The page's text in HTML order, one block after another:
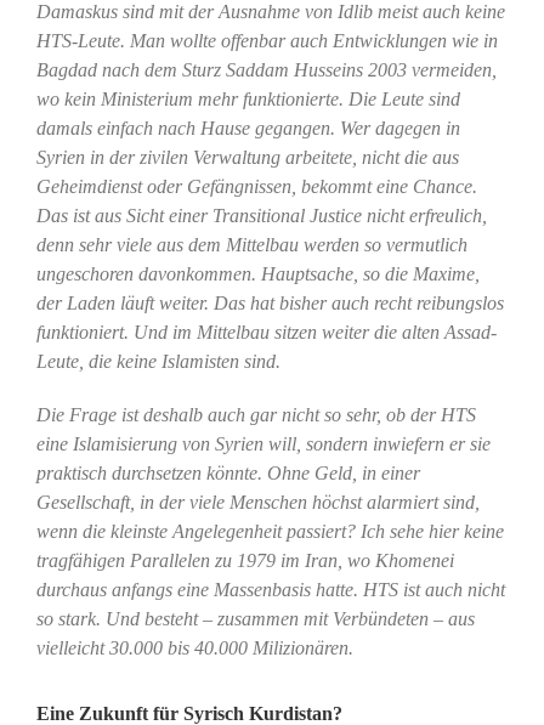
Damaskus sind mit der Ausnahme von Idlib meist auch keine
HTS-Leute. Man wollte offenbar auch Entwicklungen wie in
Bagdad nach dem Sturz Saddam Husseins 2003 vermeiden,
wo kein Ministerium mehr funktionierte. Die Leute sind
damals einfach nach Hause gegangen. Wer dagegen in
Syrien in der zivilen Verwaltung arbeitete, nicht die aus
Geheimdienst oder Gefängnissen, bekommt eine Chance.
Das ist aus Sicht einer Transitional Justice nicht erfreulich,
denn sehr viele aus dem Mittelbau werden so vermutlich
ungeschoren davonkommen. Hauptsache, so die Maxime,
der Laden läuft weiter. Das hat bisher auch recht reibungslos
funktioniert. Und im Mittelbau sitzen weiter die alten Assad-
Leute, die keine Islamisten sind.
Die Frage ist deshalb auch gar nicht so sehr, ob der HTS
eine Islamisierung von Syrien will, sondern inwiefern er sie
praktisch durchsetzen könnte. Ohne Geld, in einer
Gesellschaft, in der viele Menschen höchst alarmiert sind,
wenn die kleinste Angelegenheit passiert? Ich sehe hier keine
tragfähigen Parallelen zu 1979 im Iran, wo Khomenei
durchaus anfangs eine Massenbasis hatte. HTS ist auch nicht
so stark. Und besteht – zusammen mit Verbündeten – aus
vielleicht 30.000 bis 40.000 Milizionären.
Eine Zukunft für Syrisch Kurdistan?